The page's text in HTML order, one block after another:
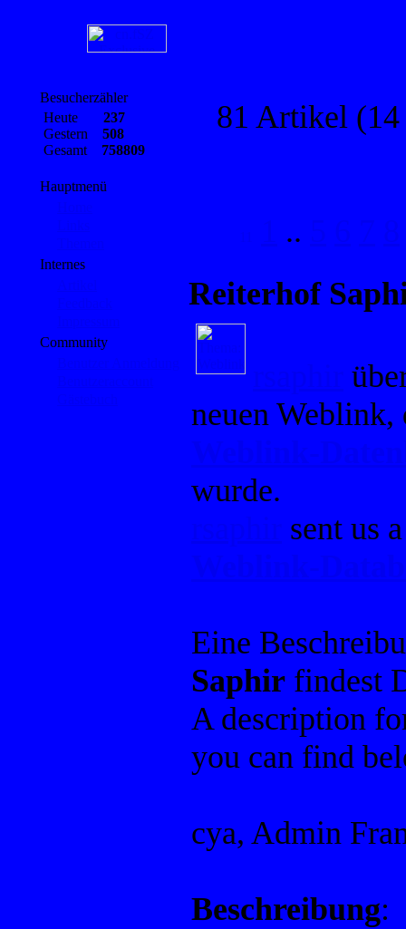
Besucherzähler
Heute 237
Gestern 508
Gesamt 758809
Hauptmenü
Internes
Community
81 Artikel
..
Reiterhof
neuen Weblink,
wurde.
sent us
Eine
Saphir findest
A description
you can find
cya, Admin
Beschreibung: